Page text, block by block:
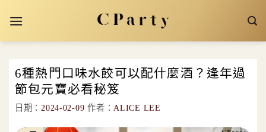
6種熱門口味水餃可以配什麼酒？逢年過
節包元寶必看秘笈
日期：2024-02-09 作者：ALICE LEE